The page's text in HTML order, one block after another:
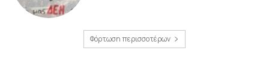
Φόρτωση περισσοτέρων